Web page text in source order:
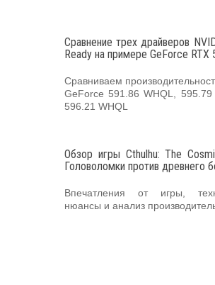
Сравнение трех драйверов
Ready на примере GeForce RTX
Сравниваем
GeForce 591.86 WHQL, 595.79
596.21 WHQL
Обзор игры Cthulhu: The
Головоломки против древнего
Впечатления от игры,
нюансы и анализ